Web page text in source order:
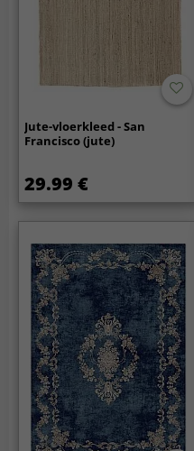
Jute-vloerkleed - San
Francisco (jute)
29.99 €